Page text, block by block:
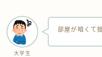
大学生
部屋が暗くて